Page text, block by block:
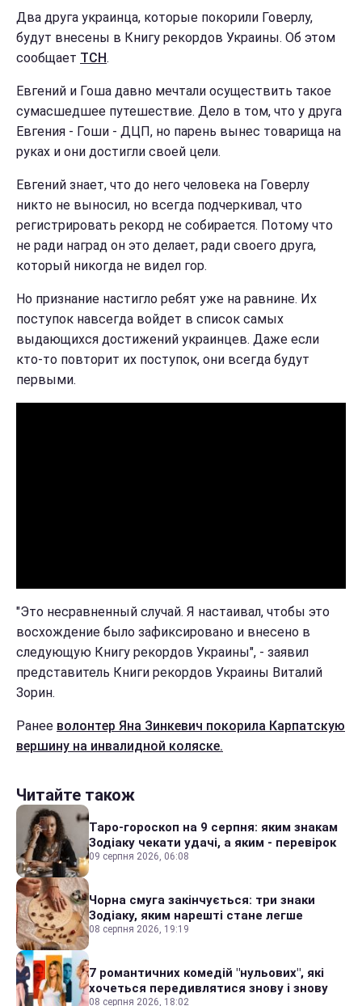
Два друга украинца, которые покорили Говерлу,
будут внесены в Книгу рекордов Украины. Об этом
сообщает ТСН.
Евгений и Гоша давно мечтали осуществить такое
сумасшедшее путешествие. Дело в том, что у друга
Евгения - Гоши - ДЦП, но парень вынес товарища на
руках и они достигли своей цели.
Евгений знает, что до него человека на Говерлу
никто не выносил, но всегда подчеркивал, что
регистрировать рекорд не собирается. Потому что
не ради наград он это делает, ради своего друга,
который никогда не видел гор.
Но признание настигло ребят уже на равнине. Их
поступок навсегда войдет в список самых
выдающихся достижений украинцев. Даже если
кто-то повторит их поступок, они всегда будут
первыми.
"Это несравненный случай. Я настаивал, чтобы это
восхождение было зафиксировано и внесено в
следующую Книгу рекордов Украины", - заявил
представитель Книги рекордов Украины Виталий
Зорин.
Ранее волонтер Яна Зинкевич покорила Карпатскую
вершину на инвалидной коляске.
Читайте також
Таро-гороскоп на 9 серпня: яким знакам
Зодіаку чекати удачі, а яким - перевірок
09 серпня 2026, 06:08
Чорна смуга закінчується: три знаки
Зодіаку, яким нарешті стане легше
08 серпня 2026, 19:19
7 романтичних комедій "нульових", які
хочеться передивлятися знову і знову
08 серпня 2026, 18:02